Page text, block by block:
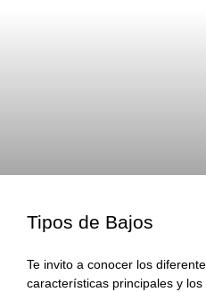
Tipos de Bajos
Te invito a conocer los
características principales y